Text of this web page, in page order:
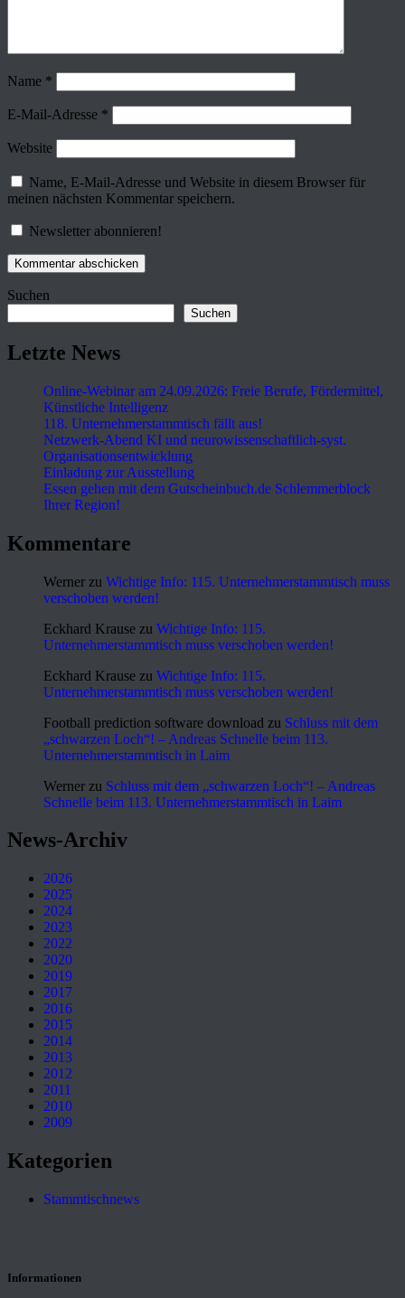
Name *
E-Mail-Adresse *
Website
Name, E-Mail-Adresse und Website in diesem Browser für
meinen nächsten Kommentar speichern.
Newsletter abonnieren!
Suchen
Suchen
Letzte News
Online-Webinar am 24.09.2026: Freie Berufe, Fördermittel,
Künstliche Intelligenz
118. Unternehmerstammtisch fällt aus!
Netzwerk-Abend KI und neurowissenschaftlich-syst.
Organisationsentwicklung
Einladung zur Ausstellung
Essen gehen mit dem Gutscheinbuch.de Schlemmerblock
Ihrer Region!
Kommentare
Werner zu Wichtige Info: 115. Unternehmerstammtisch muss
verschoben werden!
Eckhard Krause zu Wichtige Info: 115.
Unternehmerstammtisch muss verschoben werden!
Eckhard Krause zu Wichtige Info: 115.
Unternehmerstammtisch muss verschoben werden!
Football prediction software download zu Schluss mit dem
„schwarzen Loch“! – Andreas Schnelle beim 113.
Unternehmerstammtisch in Laim
Werner zu Schluss mit dem „schwarzen Loch“! – Andreas
Schnelle beim 113. Unternehmerstammtisch in Laim
News-Archiv
2026
2025
2024
2023
2022
2020
2019
2017
2016
2015
2014
2013
2012
2011
2010
2009
Kategorien
Stammtischnews
Informationen